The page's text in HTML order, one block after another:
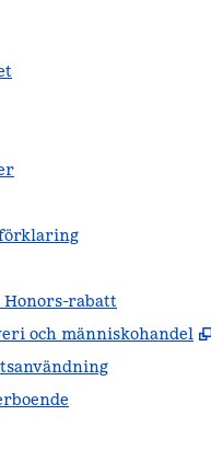
rabatt
och människohandel